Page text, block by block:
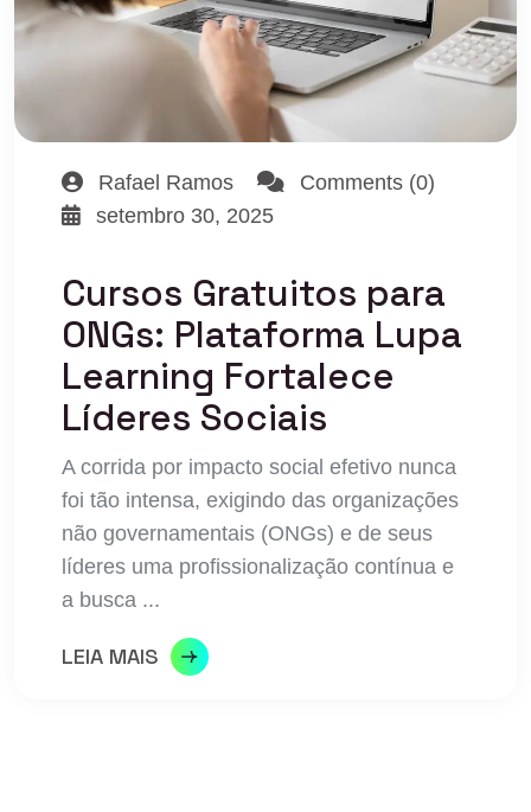
Rafael Ramos
Comments (0)
setembro 30, 2025
Cursos Gratuitos para
ONGs: Plataforma Lupa
Learning Fortalece
Líderes Sociais
A corrida por impacto social efetivo nunca
foi tão intensa, exigindo das organizações
não governamentais (ONGs) e de seus
líderes uma profissionalização contínua e
a busca ...
LEIA MAIS